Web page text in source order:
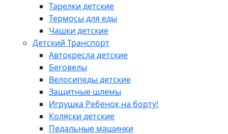
Тарелки детские
Термосы для еды
Чашки детские
Детский Транспорт
Автокресла детские
Беговелы
Велосипеды детские
Защитные шлемы
Игрушка Ребенок на борту!
Коляски детские
Педальные машинки